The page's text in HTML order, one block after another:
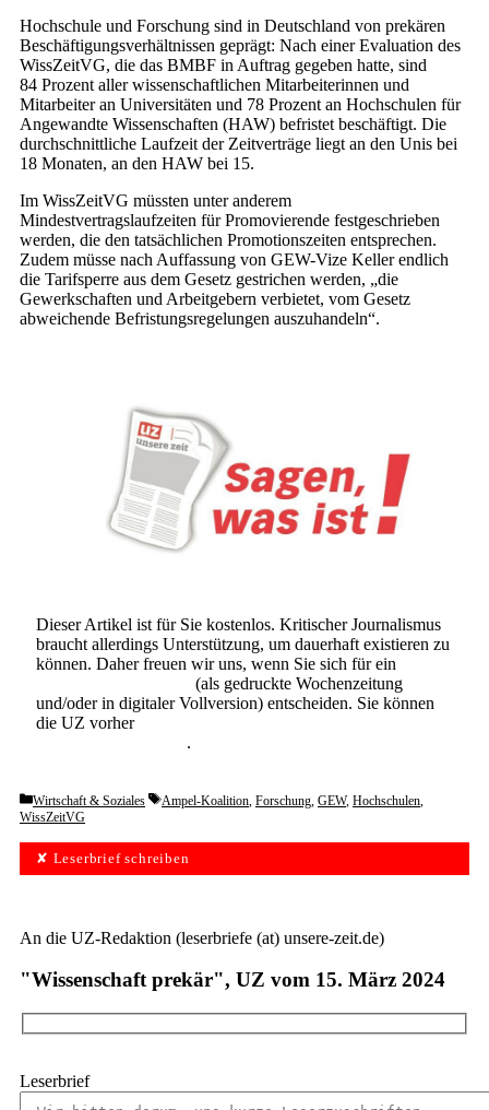
Hochschule und Forschung sind in Deutschland von prekären
Beschäftigungsverhältnissen geprägt: Nach einer Evaluation des
WissZeitVG, die das BMBF in Auftrag gegeben hatte, sind
84 Prozent aller wissenschaftlichen Mitarbeiterinnen und
Mitarbeiter an Universitäten und 78 Prozent an Hochschulen für
Angewandte Wissenschaften (HAW) befristet beschäftigt. Die
durchschnittliche Laufzeit der Zeitverträge liegt an den Unis bei
18 Monaten, an den HAW bei 15.
Im WissZeitVG müssten unter anderem
Mindestvertragslaufzeiten für Promovierende festgeschrieben
werden, die den tatsächlichen Promotionszeiten entsprechen.
Zudem müsse nach Auffassung von GEW-Vize Keller endlich
die Tarifsperre aus dem Gesetz gestrichen werden, „die
Gewerkschaften und Arbeitgebern verbietet, vom Gesetz
abweichende Befristungsregelungen auszuhandeln“.
Dieser Artikel ist für Sie kostenlos. Kritischer Journalismus
braucht allerdings Unterstützung, um dauerhaft existieren zu
können. Daher freuen wir uns, wenn Sie sich für ein
(als gedruckte Wochenzeitung
und/oder in digitaler Vollversion) entscheiden. Sie können
die UZ vorher
.
Categories
Wirtschaft & Soziales Tags
Ampel-Koalition, Forschung, GEW, Hochschulen,
WissZeitVG
✘ Leserbrief schreiben
An die UZ-Redaktion (leserbriefe (at) unsere-zeit.de)
"Wissenschaft prekär", UZ vom 15. März 2024
Leserbrief